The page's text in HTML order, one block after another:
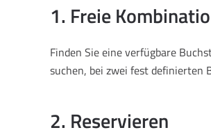
1. Freie
Finden Sie eine verfügbare
suchen, bei zwei fest definierten
2. Reservieren